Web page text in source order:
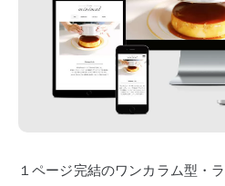
１ページ完結のワンカラム型・